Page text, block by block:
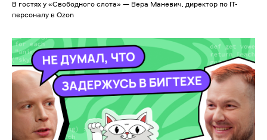
В гостях у «Свободного слота» — Вера Маневич, директор по IT-
персоналу в Ozon